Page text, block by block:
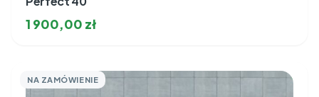
1 900,00 zł
NA ZAMÓWIENIE